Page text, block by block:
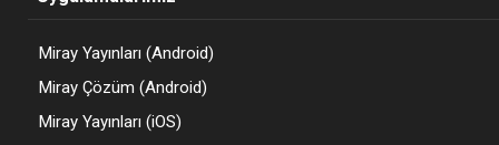
Miray Yayınları (Android)
Miray Çözüm (Android)
Miray Yayınları (iOS)